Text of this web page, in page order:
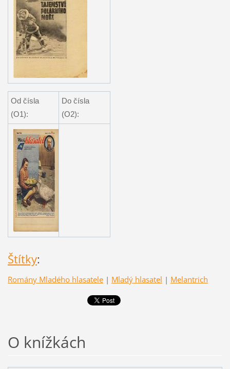
Od čísla
(O1):
Do čísla
(O2):
Štítky:
Romány Mladého hlasatele | Mladý hlasatel | Melantrich
O knížkách